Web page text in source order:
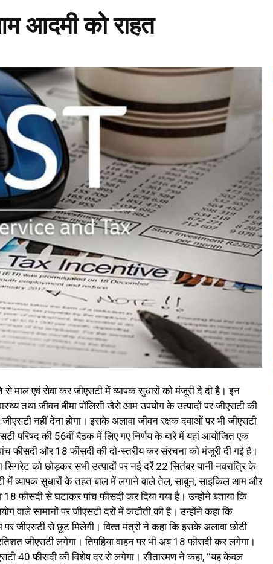
आदमी को राहत
माल एवं सेवा कर जीएसटी में व्यापक सुधारों को मंजूरी दे दी है। इन
तथा जीवन बीमा पॉलिसी जैसे आम उपयोग के उत्पादों पर जीएसटी की
नहीं देना होगा। इसके अलावा जीवन रक्षक दवाओं पर भी जीएसटी
परिषद की 56वीं बैठक में लिए गए निर्णय के बारे में यहां आयोजित एक
फीसदी और 18 फीसदी की दो-स्तरीय कर संरचना को मंजूरी दी गई है।
को छोड़कर सभी उत्पादों पर नई दरें 22 सितंबर यानी नवरात्रि के
में व्यापक सुधारों के तहत बाल में लगाने वाले तेल, साबुन, साइकिल आम और
फीसदी से घटाकर पांच फीसदी कर दिया गया है। उन्‍होंने बताया कि
वाले सामानों पर जीएसटी दरों में कटौती की है। उन्‍होंने कहा कि
पर जीएसटी से छूट मिलेगी। वित्‍त मंत्री ने कहा कि इसके अलावा छोटी
जीएसटी लगेगा। तिपहिया वाहन पर भी अब 18 फीसदी कर लगेगा।
40 फीसदी की विशेष दर से लगेगा। सीतारमण ने कहा, ‘‘यह केवल